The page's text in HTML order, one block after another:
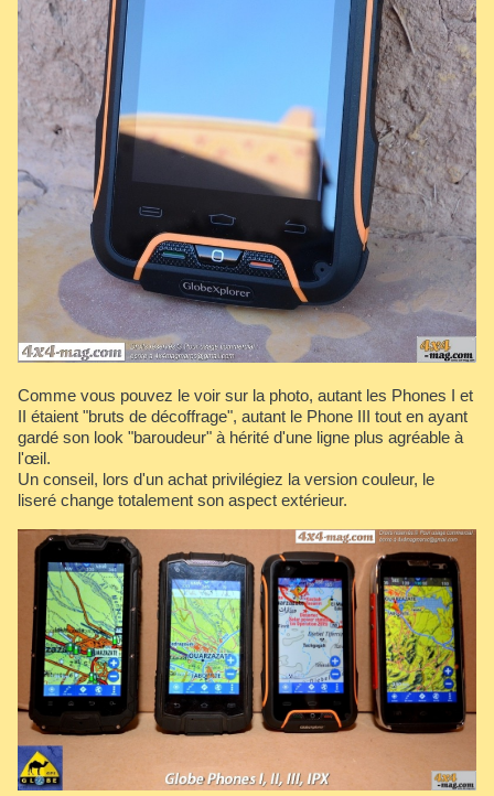
Comme vous pouvez le voir sur la photo, autant les Phones I et
II étaient "bruts de décoffrage", autant le Phone III tout en ayant
gardé son look "baroudeur" à hérité d'une ligne plus agréable à
l'œil.
Un conseil, lors d'un achat privilégiez la version couleur, le
liseré change totalement son aspect extérieur.